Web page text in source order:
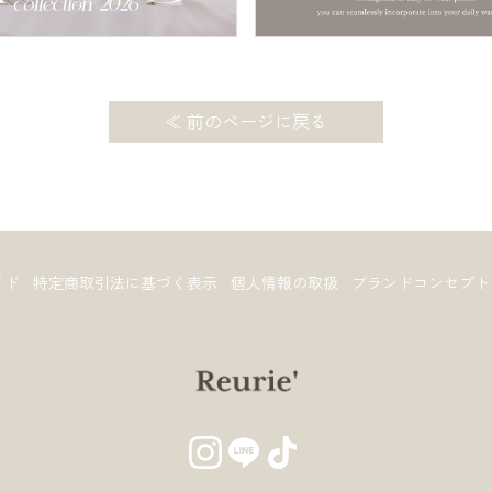
≪ 前のページに戻る
特定商取引法に基づく表示 個人情報の取扱 ブランドコンセプト